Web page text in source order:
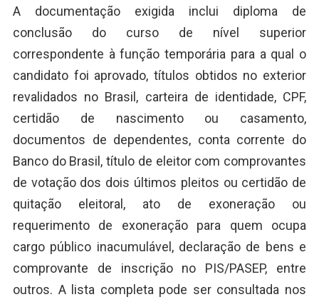
A documentação exigida inclui diploma de
conclusão do curso de nível superior
correspondente à função temporária para a qual o
candidato foi aprovado, títulos obtidos no exterior
revalidados no Brasil, carteira de identidade, CPF,
certidão de nascimento ou casamento,
documentos de dependentes, conta corrente do
Banco do Brasil, título de eleitor com comprovantes
de votação dos dois últimos pleitos ou certidão de
quitação eleitoral, ato de exoneração ou
requerimento de exoneração para quem ocupa
cargo público inacumulável, declaração de bens e
comprovante de inscrição no PIS/PASEP, entre
outros. A lista completa pode ser consultada nos